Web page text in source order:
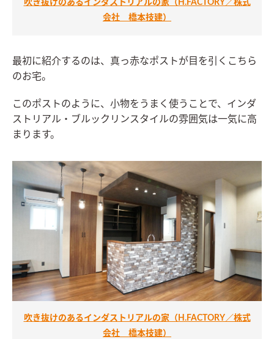
吹き抜けのあるインダストリアルの家（H.FACTORY／株式
会社 橋本技建）
最初に紹介するのは、真っ赤なポストが目を引くこちら
のお宅。
このポストのように、小物をうまく使うことで、インダ
ストリアル・ブルックリンスタイルの雰囲気は一気に高
まります。
吹き抜けのあるインダストリアルの家（H.FACTORY／株式
会社 橋本技建）